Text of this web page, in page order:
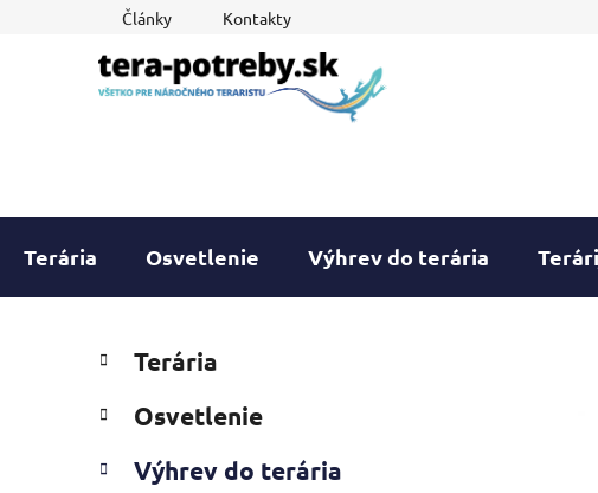
Články Kontakty
Terária Osvetlenie Výhrev do terária
B
o
č
ý
kategórie
a
e
ó
Terária
Osvetlenie
Výhrev do terária